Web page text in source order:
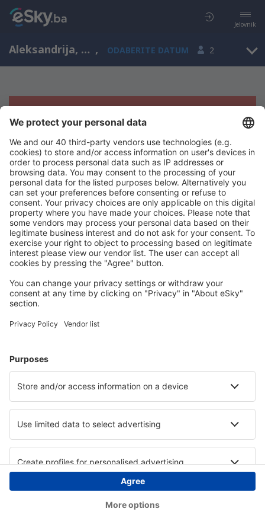
Jelovnik
Aleksandrija, Alexandria, Egipat , ODABERITE DATUM 2
Žao nam je, ne možemo da prikažemo
rezultate
Pokušajte još jednom kad izaberete druge kriterijume
Copyright © eSky.ba. Sva prava zadržana.